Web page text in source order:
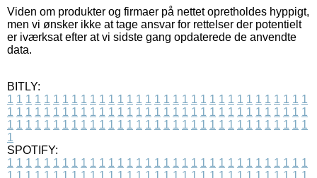
Viden om produkter og firmaer på nettet opretholdes hyppigt,
men vi ønsker ikke at tage ansvar for rettelser der potentielt
er iværksat efter at vi sidste gang opdaterede de anvendte
data.
BITLY:
1 1 1 1 1 1 1 1 1 1 1 1 1 1 1 1 1 1 1 1 1 1 1 1 1 1 1 1 1 1 1 1 1
1 1 1 1 1 1 1 1 1 1 1 1 1 1 1 1 1 1 1 1 1 1 1 1 1 1 1 1 1 1 1 1 1
1 1 1 1 1 1 1 1 1 1 1 1 1 1 1 1 1 1 1 1 1 1 1 1 1 1 1 1 1 1 1 1 1
1
SPOTIFY:
1 1 1 1 1 1 1 1 1 1 1 1 1 1 1 1 1 1 1 1 1 1 1 1 1 1 1 1 1 1 1 1 1
1 1 1 1 1 1 1 1 1 1 1 1 1 1 1 1 1 1 1 1 1 1 1 1 1 1 1 1 1 1 1 1 1